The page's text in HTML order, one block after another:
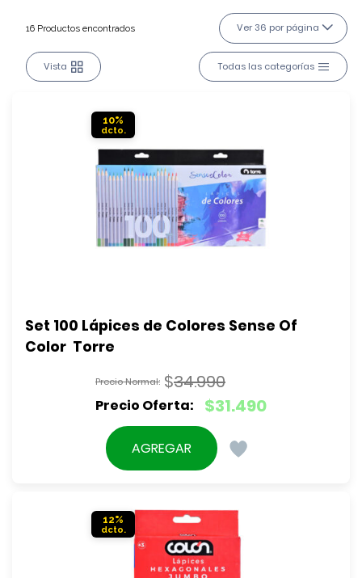
16 Productos encontrados Ver 36 por página
Vista Todas las categorías
10%
Set 100 Lápices de Colores Sense Of
Color  Torre
$34.990
El
precio
original
$31.490
El
precio
actual
AGREGAR
12%